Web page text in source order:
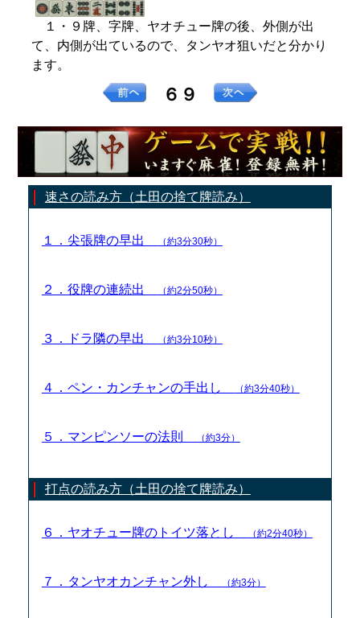
１・９牌、字牌、ヤオチュー牌の後、外側が出
て、内側が出ているので、タンヤオ狙いだと分かり
ます。
６９
速さの読み方（土田の捨て牌読み）
１．尖張牌の早出 （約3分30秒）
２．役牌の連続出 （約2分50秒）
３．ドラ隣の早出 （約3分10秒）
４．ペン・カンチャンの手出し （約3分40秒）
５．マンピンソーの法則 （約3分）
打点の読み方（土田の捨て牌読み）
６．ヤオチュー牌のトイツ落とし （約2分40秒）
７．タンヤオカンチャン外し （約3分）